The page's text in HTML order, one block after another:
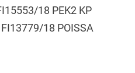
18 PEK2 KP
18 POISSA